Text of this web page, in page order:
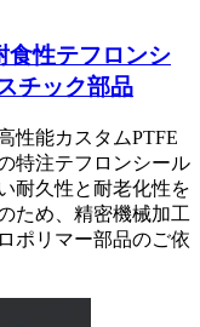
食性テフロンシ
チック部品
性能カスタムPTFE
特注テフロンシール
耐久性と耐老化性を
ため、精密機械加工
ポリマー部品のご依